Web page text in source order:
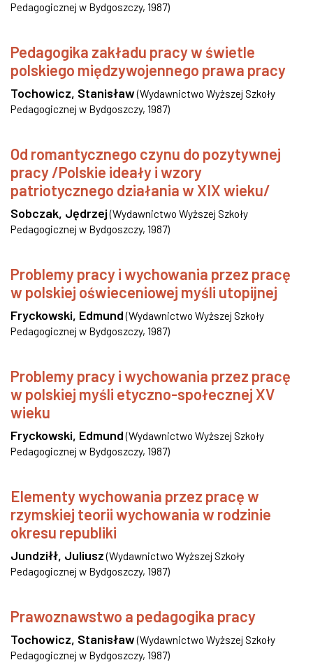
Pedagogicznej w Bydgoszczy, 1987)
Pedagogika zakładu pracy w świetle
polskiego międzywojennego prawa pracy
Tochowicz, Stanisław(Wydawnictwo Wyższej Szkoły
Pedagogicznej w Bydgoszczy, 1987)
Od romantycznego czynu do pozytywnej
pracy /Polskie ideały i wzory
patriotycznego działania w XIX wieku/
Sobczak, Jędrzej(Wydawnictwo Wyższej Szkoły
Pedagogicznej w Bydgoszczy, 1987)
Problemy pracy i wychowania przez pracę
w polskiej oświeceniowej myśli utopijnej
Fryckowski, Edmund (Wydawnictwo Wyższej Szkoły
Pedagogicznej w Bydgoszczy, 1987)
Problemy pracy i wychowania przez pracę
w polskiej myśli etyczno-społecznej XV
wieku
Fryckowski, Edmund (Wydawnictwo Wyższej Szkoły
Pedagogicznej w Bydgoszczy, 1987)
Elementy wychowania przez pracę w
rzymskiej teorii wychowania w rodzinie
okresu republiki
Jundziłł, Juliusz (Wydawnictwo Wyższej Szkoły
Pedagogicznej w Bydgoszczy, 1987)
Prawoznawstwo a pedagogika pracy
Tochowicz, Stanisław(Wydawnictwo Wyższej Szkoły
Pedagogicznej w Bydgoszczy, 1987)